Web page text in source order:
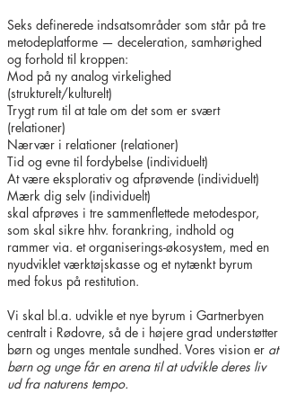
Seks definerede indsatsområder som står på tre
metodeplatforme — deceleration, samhørighed
og forhold til kroppen:
Mod på ny analog virkelighed
(strukturelt/kulturelt)
Trygt rum til at tale om det som er svært
(relationer)
Nærvær i relationer (relationer)
Tid og evne til fordybelse (individuelt)
At være eksplorativ og afprøvende (individuelt)
Mærk dig selv (individuelt)
skal afprøves i tre sammenflettede metodespor,
som skal sikre hhv. forankring, indhold og
rammer via. et organiserings-økosystem, med en
nyudviklet værktøjskasse og et nytænkt byrum
med fokus på restitution.
Vi skal bl.a. udvikle et nye byrum i Gartnerbyen
centralt i Rødovre, så de i højere grad understøtter
børn og unges mentale sundhed. Vores vision er at
børn og unge får en arena til at udvikle deres liv
ud fra naturens tempo.